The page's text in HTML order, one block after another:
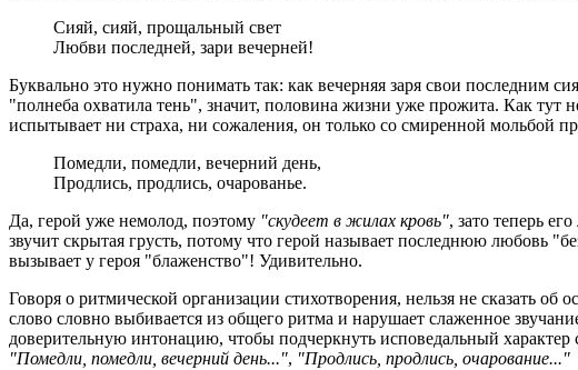
Сияй, сияй, прощальный свет
Любви последней, зари вечерней!
Буквально это нужно понимать так: как вечерняя заря свои последним
"полнеба охватила тень", значит, половина жизни уже прожита. Как
испытывает ни страха, ни сожаления, он только со смиренной мольбой
Помедли, помедли, вечерний день,
Продлись, продлись, очарованье.
Да, герой уже немолод, поэтому "скудеет в жилах кровь", зато теперь
звучит скрытая грусть, потому что герой называет последнюю любовь
вызывает у героя "блаженство"! Удивительно.
Говоря о ритмической организации стихотворения, нельзя не сказать
слово словно выбивается из общего ритма и нарушает слаженное
доверительную интонацию, чтобы подчеркнуть исповедальный
"Помедли, помедли, вечерний день...", "Продлись, продлись, очарование..."